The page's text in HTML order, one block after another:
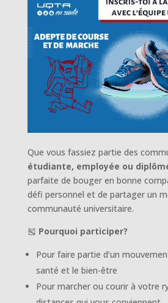
Que vous fassiez partie des
étudiante, employée ou
parfaite de bouger en bonne
défi personnel et de partager un
communauté universitaire.
🎽 Pourquoi participer?
Pour faire partie d’un
santé et le bien-être
Pour marcher ou courir à votre